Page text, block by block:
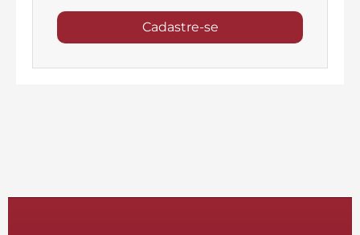
Cadastre-se